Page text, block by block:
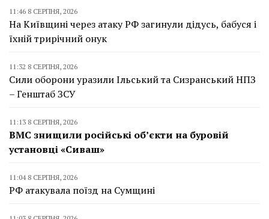
11:46 8 СЕРПНЯ, 2026
На Київщині через атаку РФ загинули дідусь, бабуся і
їхній трирічний онук
11:32 8 СЕРПНЯ, 2026
Сили оборони уразили Ільський та Сизранський НПЗ
– Генштаб ЗСУ
11:13 8 СЕРПНЯ, 2026
ВМС знищили російські об’єкти на буровій
установці «Сиваш»
11:04 8 СЕРПНЯ, 2026
РФ атакувала поїзд на Сумщині